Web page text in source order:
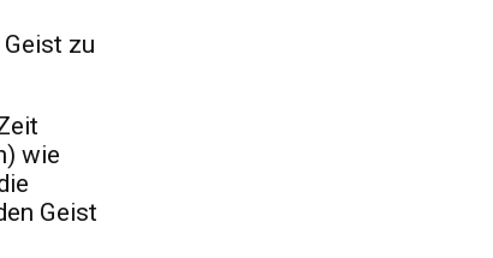
zu
wie
Geist